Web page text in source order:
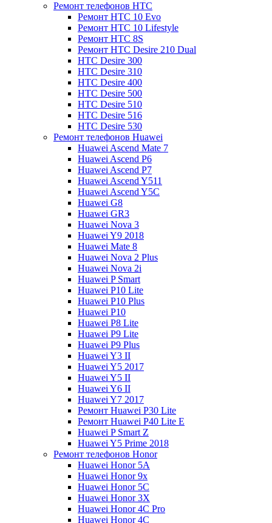
Ремонт телефонов HTC
Ремонт HTC 10 Evo
Ремонт HTC 10 Lifestyle
Ремонт HTC 8S
Ремонт HTC Desire 210 Dual
HTC Desire 300
HTC Desire 310
HTC Desire 400
HTC Desire 500
HTC Desire 510
HTC Desire 516
HTC Desire 530
Ремонт телефонов Huawei
Huawei Ascend Mate 7
Huawei Ascend P6
Huawei Ascend P7
Huawei Ascend Y511
Huawei Ascend Y5C
Huawei G8
Huawei GR3
Huawei Nova 3
Huawei Y9 2018
Huawei Mate 8
Huawei Nova 2 Plus
Huawei Nova 2i
Huawei P Smart
Huawei P10 Lite
Huawei P10 Plus
Huawei P10
Huawei P8 Lite
Huawei P9 Lite
Huawei P9 Plus
Huawei Y3 II
Huawei Y5 2017
Huawei Y5 II
Huawei Y6 II
Huawei Y7 2017
Ремонт Huawei P30 Lite
Ремонт Huawei P40 Lite E
Huawei P Smart Z
Huawei Y5 Prime 2018
Ремонт телефонов Honor
Huawei Honor 5A
Huawei Honor 9x
Huawei Honor 5C
Huawei Honor 3X
Huawei Honor 4C Pro
Huawei Honor 4C